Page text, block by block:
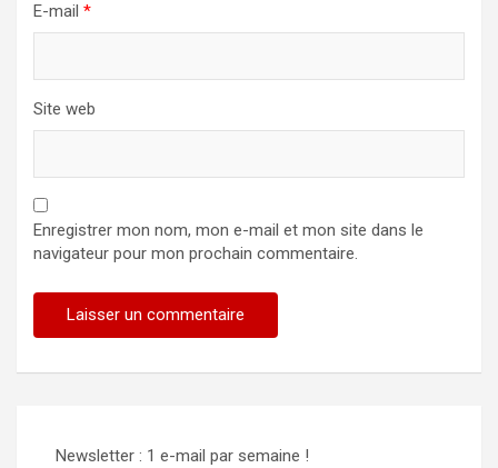
E-mail *
Site web
Enregistrer mon nom, mon e-mail et mon site dans le
navigateur pour mon prochain commentaire.
Newsletter : 1 e-mail par semaine !